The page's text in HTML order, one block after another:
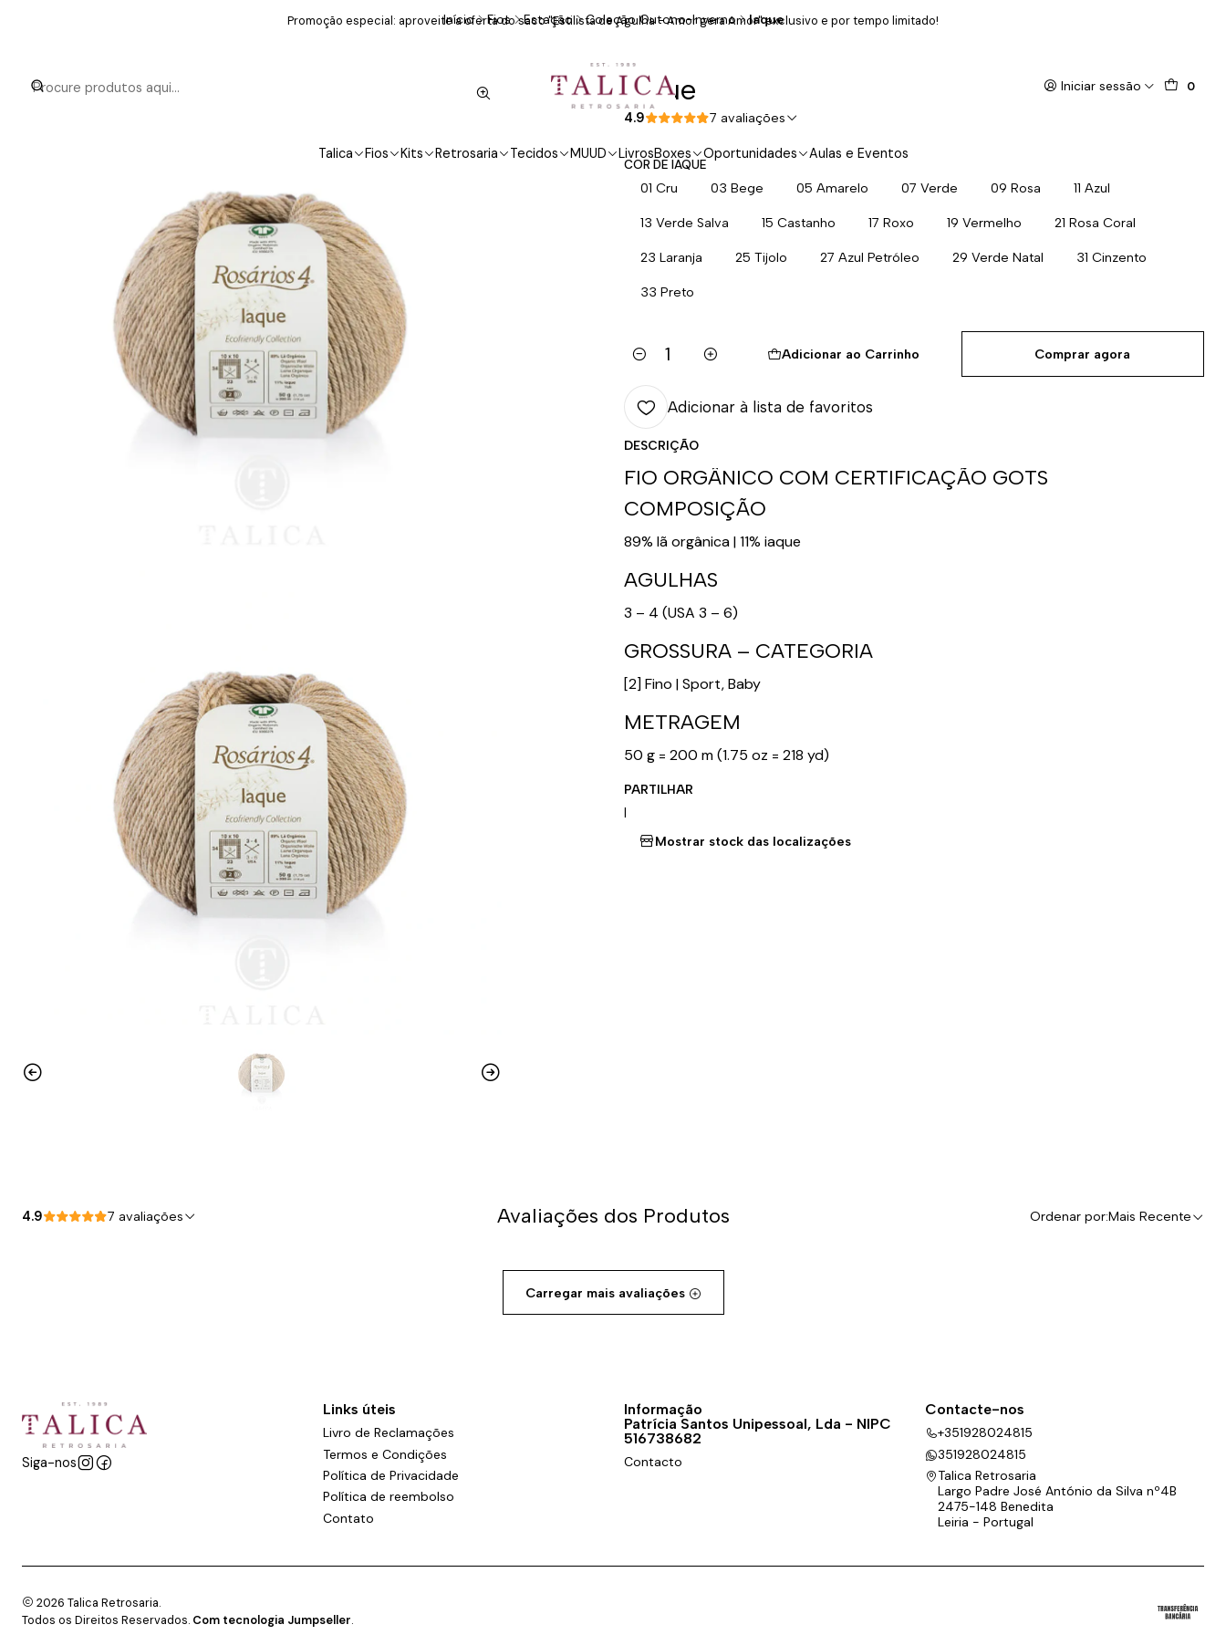
Iniciar sessão 0
Talica Fios Kits Retrosaria Tecidos MUUD LivrosBoxes Oportunidades Aulas e Eventos
Promoção especial: aproveite a oferta do saco "Estilista de Agulha - Amor gera Amor" exclusivo e por tempo limitado!
Início Fios Estação Coleção Outono-Inverno Iaque
Iaque
4.9 7 avaliações
COR DE IAQUE
01 Cru 03 Bege 05 Amarelo 07 Verde 09 Rosa 11 Azul
13 Verde Salva 15 Castanho 17 Roxo 19 Vermelho 21 Rosa Coral
23 Laranja 25 Tijolo 27 Azul Petróleo 29 Verde Natal 31 Cinzento
33 Preto
Quantidade
Adicionar ao Carrinho Comprar agora
Adicionar à lista de favoritos
DESCRIÇÃO
FIO ORGÂNICO COM CERTIFICAÇÃO GOTS
COMPOSIÇÃO
89% lã orgânica | 11% iaque
AGULHAS
3 – 4 (USA 3 – 6)
GROSSURA – CATEGORIA
[2] Fino | Sport, Baby
METRAGEM
50 g = 200 m (1.75 oz = 218 yd)
PARTILHAR
|
Mostrar stock das localizações
Avaliações dos Produtos
4.9 7 avaliações Ordenar por:Mais Recente
Carregar mais avaliações
Siga-nos
Links úteis
Livro de Reclamações
Termos e Condições
Política de Privacidade
Política de reembolso
Contato
Informação
Patrícia Santos Unipessoal, Lda - NIPC
516738682
Contacto
Contacte-nos
+351928024815
351928024815
Talica Retrosaria
Largo Padre José António da Silva nº4B
2475-148 Benedita
Leiria - Portugal
2026 Talica Retrosaria.
Todos os Direitos Reservados. Com tecnologia Jumpseller.